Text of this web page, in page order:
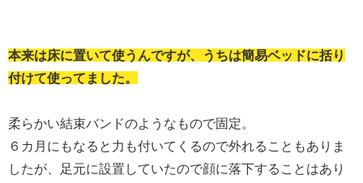
本来は床に置いて使うんですが、うちは簡易ベッドに括り
付けて使ってました。
柔らかい結束バンドのようなもので固定。
６カ月にもなると力も付いてくるので外れることもありま
したが、足元に設置していたので顔に落下することはあり